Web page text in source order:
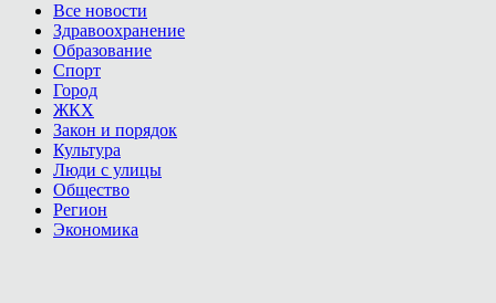
Все новости
Здравоохранение
Образование
Спорт
Город
ЖКХ
Закон и порядок
Культура
Люди с улицы
Общество
Регион
Экономика